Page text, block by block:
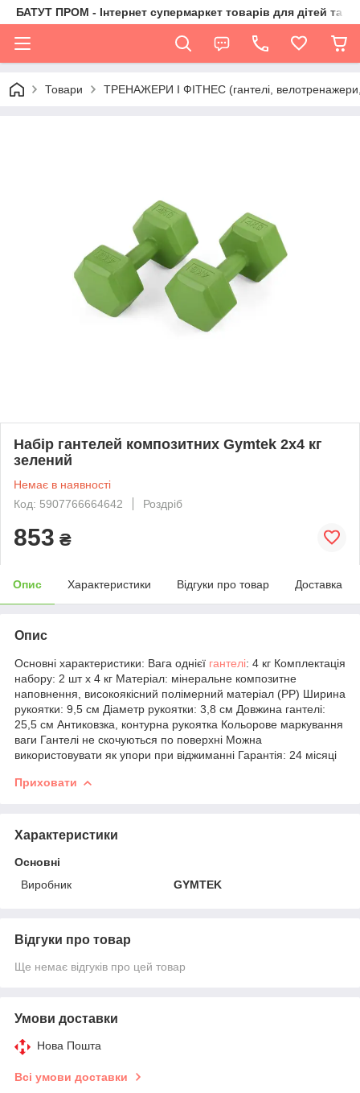
БАТУТ ПРОМ - Інтернет супермаркет товарів для дітей та їх
Товари ТРЕНАЖЕРИ І ФІТНЕС (гантелі, велотренажери,
Набір гантелей композитних Gymtek 2х4 кг
зелений
Немає в наявності
Код: 5907766664642
Роздріб
853 ₴
Опис Характеристики Відгуки про товар Доставка
Опис
Основні характеристики: Вага однієї гантелі: 4 кг Комплектація
набору: 2 шт х 4 кг Матеріал: мінеральне композитне
наповнення, високоякісний полімерний матеріал (PP) Ширина
рукоятки: 9,5 см Діаметр рукоятки: 3,8 см Довжина гантелі:
25,5 см Антиковзка, контурна рукоятка Кольорове маркування
ваги Гантелі не скочуються по поверхні Можна
використовувати як упори при віджиманні Гарантія: 24 місяці
Приховати
Характеристики
Основні
Виробник
GYMTEK
Відгуки про товар
Ще немає відгуків про цей товар
Умови доставки
Нова Пошта
Всі умови доставки